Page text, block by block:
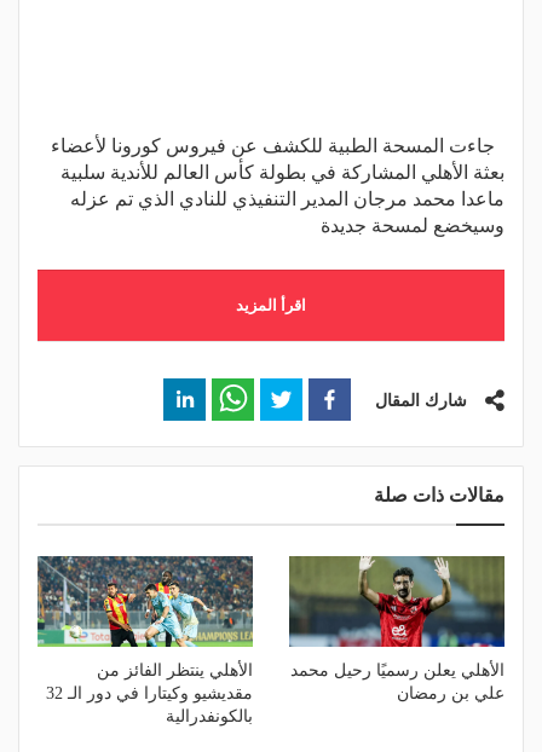
جاءت المسحة الطبية للكشف عن فيروس كورونا لأعضاء
بعثة الأهلي المشاركة في بطولة كأس العالم للأندية سلبية
ماعدا محمد مرجان المدير التنفيذي للنادي الذي تم عزله
وسيخضع لمسحة جديدة
اقرأ المزيد
شارك المقال
مقالات ذات صلة
الأهلي يعلن رسميًا رحيل محمد
علي بن رمضان
الأهلي ينتظر الفائز من
مقديشيو وكيتارا في دور الـ 32
بالكونفدرالية